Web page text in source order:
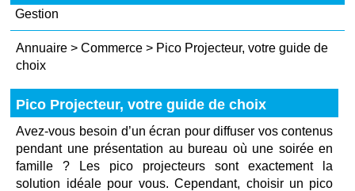
Gestion
Annuaire >Commerce > Pico Projecteur, votre guide de
choix
Pico Projecteur, votre guide de choix
Avez-vous besoin d’un écran pour diffuser vos contenus
pendant une présentation au bureau où une soirée en
famille ? Les pico projecteurs sont exactement la
solution idéale pour vous. Cependant, choisir un pico